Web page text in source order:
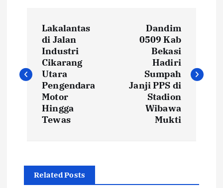
v
s
Lakalantas
di Jalan
Industri
Cikarang
Utara
Pengendara
Motor
Hingga
Tewas
Dandim
0509 Kab
Bekasi
Hadiri
Sumpah
Janji PPS di
Stadion
Wibawa
Mukti
Related Posts